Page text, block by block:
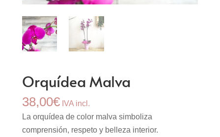
Orquídea Malva
38,00€ IVA incl.
La orquídea de color malva simboliza
comprensión, respeto y belleza interior.